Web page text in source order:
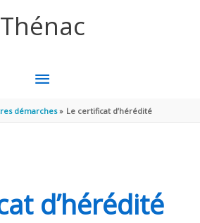
Thénac
MENU
PRINCIPAL
démarches Le certificat d’hérédité
d’hérédité